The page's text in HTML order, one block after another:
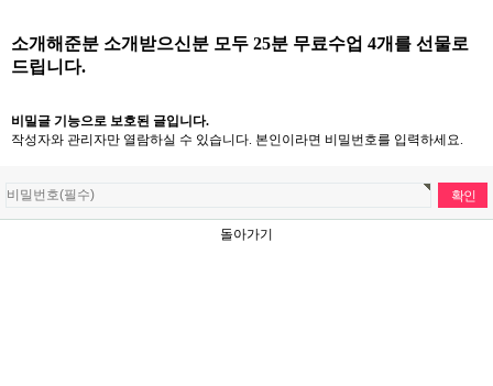
소개해준분 소개받으신분 모두 25분 무료수업 4개를 선물로
드립니다.
비밀글 기능으로 보호된 글입니다.
작성자와 관리자만 열람하실 수 있습니다. 본인이라면 비밀번호를 입력하세요.
돌아가기